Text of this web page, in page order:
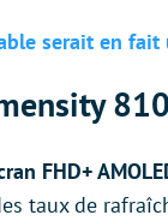
serait en fait
FHD+
taux de